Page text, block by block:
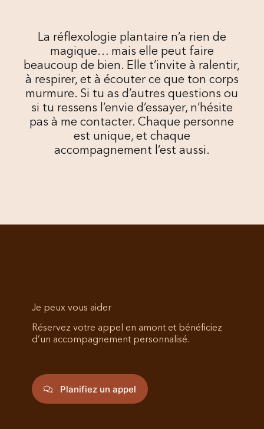
La réflexologie plantaire n’a rien de
magique… mais elle peut faire
beaucoup de bien. Elle t’invite à ralentir,
à respirer, et à écouter ce que ton corps
murmure. Si tu as d’autres questions ou
si tu ressens l’envie d’essayer, n’hésite
pas à me contacter. Chaque personne
est unique, et chaque
accompagnement l’est aussi.
Je peux vous aider
Réservez votre appel en amont et bénéficiez
d’un accompagnement personnalisé.
Planifiez un appel